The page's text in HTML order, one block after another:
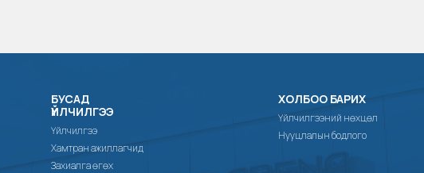
БУСАД
ҮЙЛЧИЛГЭЭ
Үйлчилгээ
Хамтран ажиллагчид
Захиалга өгөх
ХОЛБОО БАРИХ
Үйлчилгээний нөхцөл
Нууцлалын бодлого